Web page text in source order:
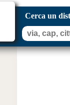
Cerca un